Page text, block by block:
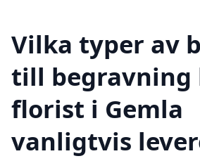
Vilka typer av
till begravning
florist i Gemla
vanligtvis